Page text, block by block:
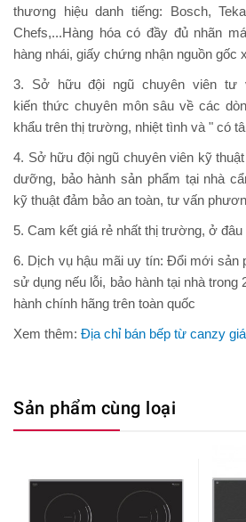
thương hiệu danh tiếng: Bosch,
Chefs,...Hàng hóa có đầy đủ nhãn
hàng nhái, giấy chứng nhận nguồn gốc
3. Sở hữu đội ngũ chuyên viên tư
kiến thức chuyên môn sâu về các
khẩu trên thị trường, nhiệt tình và " có
4. Sở hữu đội ngũ chuyên viên kỹ
dưỡng, bảo hành sản phẩm tại nhà
kỹ thuật đảm bảo an toàn, tư vấn
5. Cam kết giá rẻ nhất thị trường, ở
6. Dịch vụ hậu mãi uy tín: Đổi mới sản
sử dụng nếu lỗi, bảo hành tại nhà trong
hành chính hãng trên toàn quốc
Xem thêm: Địa chỉ bán bếp từ canzy
Sản phẩm cùng loại